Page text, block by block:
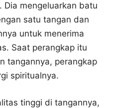
Dia mengeluarkan batu
satu tangan dan
untuk menerima
Saat perangkap itu
tangannya, perangkap
spiritualnya.
tinggi di tangannya,